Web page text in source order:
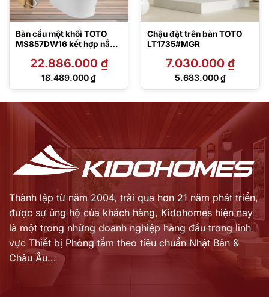
Bàn cầu một khối TOTO
MS857DW16 kết hợp nắp
22.886.000₫
Giá
18.489.000₫
Giá
Chậu đặt trên bàn TOTO
LT1735#MGR
7.030.000₫
Giá
7.030.000 ₫.
5.683.000₫
Giá
5.683.000 ₫.
Thành lập từ năm 2004, trải qua hơn 21 năm phát triển,
được sự ủng hộ của khách hàng, Kidohomes hiện nay
là một trong những doanh nghiệp hàng đầu trong lĩnh
vực Thiết bị Phòng tắm theo tiêu chuẩn Nhật Bản &
Châu Âu...